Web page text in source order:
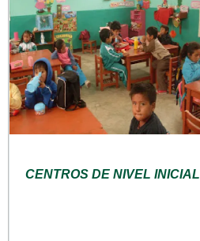
CENTROS DE NIVEL INICIAL